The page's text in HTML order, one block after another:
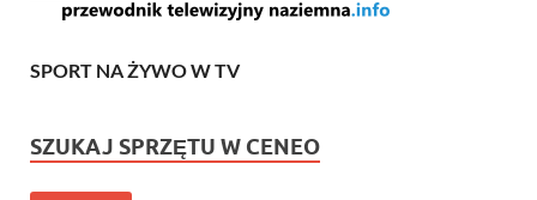
SPORT NA ŻYWO W TV
SZUKAJ SPRZĘTU W CENEO